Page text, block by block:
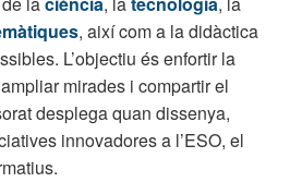
, així com a la didàctica
L’objectiu és enfortir la
mirades i compartir el
desplega quan dissenya,
innovadores a l’ESO, el